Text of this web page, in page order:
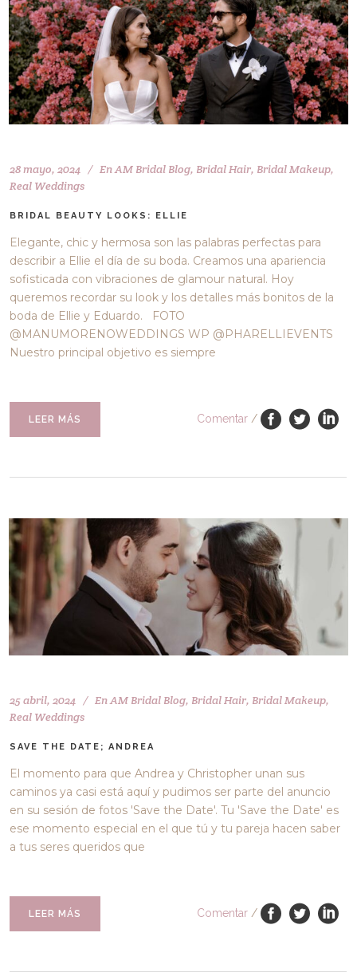
28 mayo, 2024 EnAM Bridal Blog, Bridal Hair, Bridal Makeup,
Real Weddings
BRIDAL BEAUTY LOOKS: ELLIE
Elegante, chic y hermosa son las palabras perfectas para
describir a Ellie el día de su boda. Creamos una apariencia
sofisticada con vibraciones de glamour natural. Hoy
queremos recordar su look y los detalles más bonitos de la
boda de Ellie y Eduardo. FOTO
@MANUMORENOWEDDINGS WP @PHARELLIEVENTS
Nuestro principal objetivo es siempre
LEER MÁS Comentar /
25 abril, 2024 EnAM Bridal Blog, Bridal Hair, Bridal Makeup,
Real Weddings
SAVE THE DATE; ANDREA
El momento para que Andrea y Christopher unan sus
caminos ya casi está aquí y pudimos ser parte del anuncio
en su sesión de fotos 'Save the Date'. Tu 'Save the Date' es
ese momento especial en el que tú y tu pareja hacen saber
a tus seres queridos que
LEER MÁS Comentar /